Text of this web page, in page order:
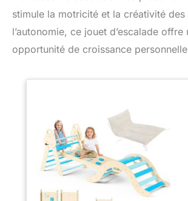
stimule la motricité et la créativité
l’autonomie, ce jouet d’escalade
opportunité de croissance